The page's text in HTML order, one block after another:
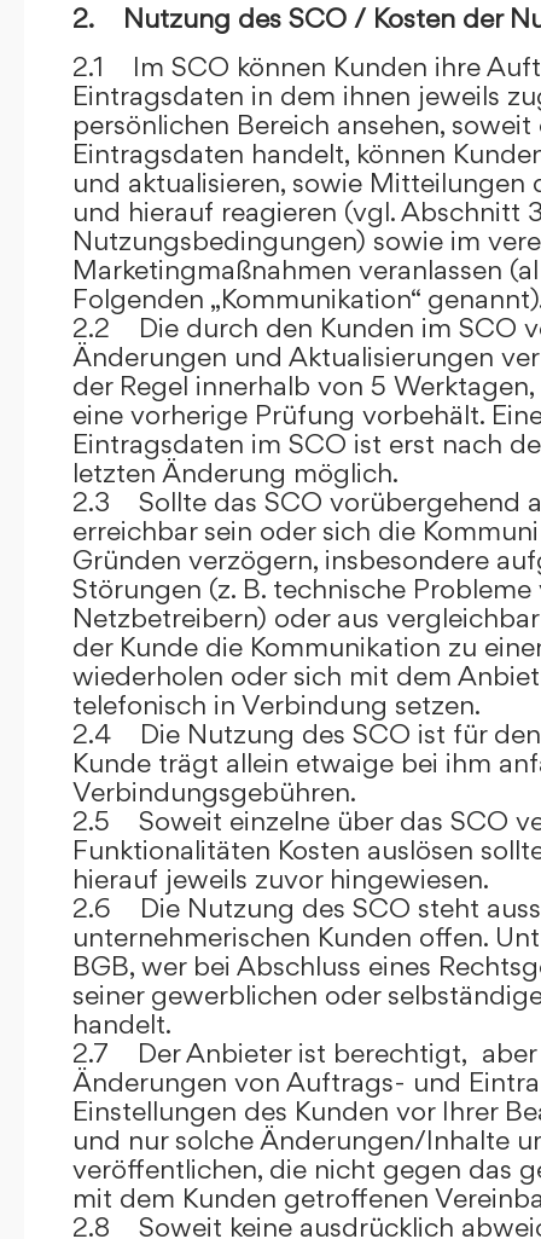
2. Nutzung des SCO / Kosten der
2.1 Im SCO können Kunden ihre
Eintragsdaten in dem ihnen jeweils
persönlichen Bereich ansehen,
Eintragsdaten handelt, können
und aktualisieren, sowie Mitteilungen
und hierauf reagieren (vgl. Abschnitt
Nutzungsbedingungen) sowie im
Marketingmaßnahmen veranlassen
Folgenden „Kommunikation“
2.2 Die durch den Kunden im SCO
Änderungen und Aktualisierungen
der Regel innerhalb von 5
eine vorherige Prüfung vorbehält.
Eintragsdaten im SCO ist erst nach
letzten Änderung möglich.
2.3 Sollte das SCO vorübergehend
erreichbar sein oder sich die
Gründen verzögern, insbesondere
Störungen (z. B. technische
Netzbetreibern) oder aus
der Kunde die Kommunikation zu
wiederholen oder sich mit dem
telefonisch in Verbindung setzen.
2.4 Die Nutzung des SCO ist für den
Kunde trägt allein etwaige bei ihm
Verbindungsgebühren.
2.5 Soweit einzelne über das SCO
Funktionalitäten Kosten auslösen
hierauf jeweils zuvor hingewiesen.
2.6 Die Nutzung des SCO steht
unternehmerischen Kunden offen.
BGB, wer bei Abschluss eines
seiner gewerblichen oder
handelt.
2.7 Der Anbieter ist berechtigt,
Änderungen von Auftrags- und
Einstellungen des Kunden vor Ihrer
und nur solche Änderungen/Inhalte
veröffentlichen, die nicht gegen das
mit dem Kunden getroffenen
2.8 Soweit keine ausdrücklich